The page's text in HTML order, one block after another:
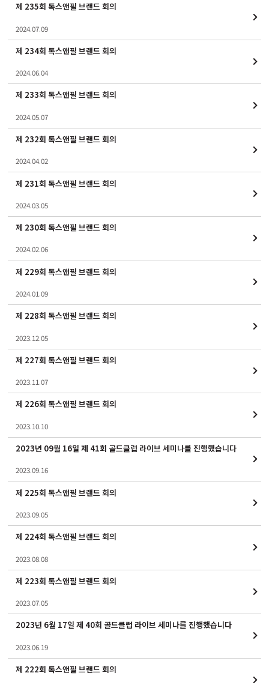
제 235회 톡스앤필 브랜드 회의
2024.07.09
제 234회 톡스앤필 브랜드 회의
2024.06.04
제 233회 톡스앤필 브랜드 회의
2024.05.07
제 232회 톡스앤필 브랜드 회의
2024.04.02
제 231회 톡스앤필 브랜드 회의
2024.03.05
제 230회 톡스앤필 브랜드 회의
2024.02.06
제 229회 톡스앤필 브랜드 회의
2024.01.09
제 228회 톡스앤필 브랜드 회의
2023.12.05
제 227회 톡스앤필 브랜드 회의
2023.11.07
제 226회 톡스앤필 브랜드 회의
2023.10.10
2023년 09월 16일 제 41회 골드클럽 라이브 세미나를 진행했습니다
2023.09.16
제 225회 톡스앤필 브랜드 회의
2023.09.05
제 224회 톡스앤필 브랜드 회의
2023.08.08
제 223회 톡스앤필 브랜드 회의
2023.07.05
2023년 6월 17일 제 40회 골드클럽 라이브 세미나를 진행했습니다
2023.06.19
제 222회 톡스앤필 브랜드 회의